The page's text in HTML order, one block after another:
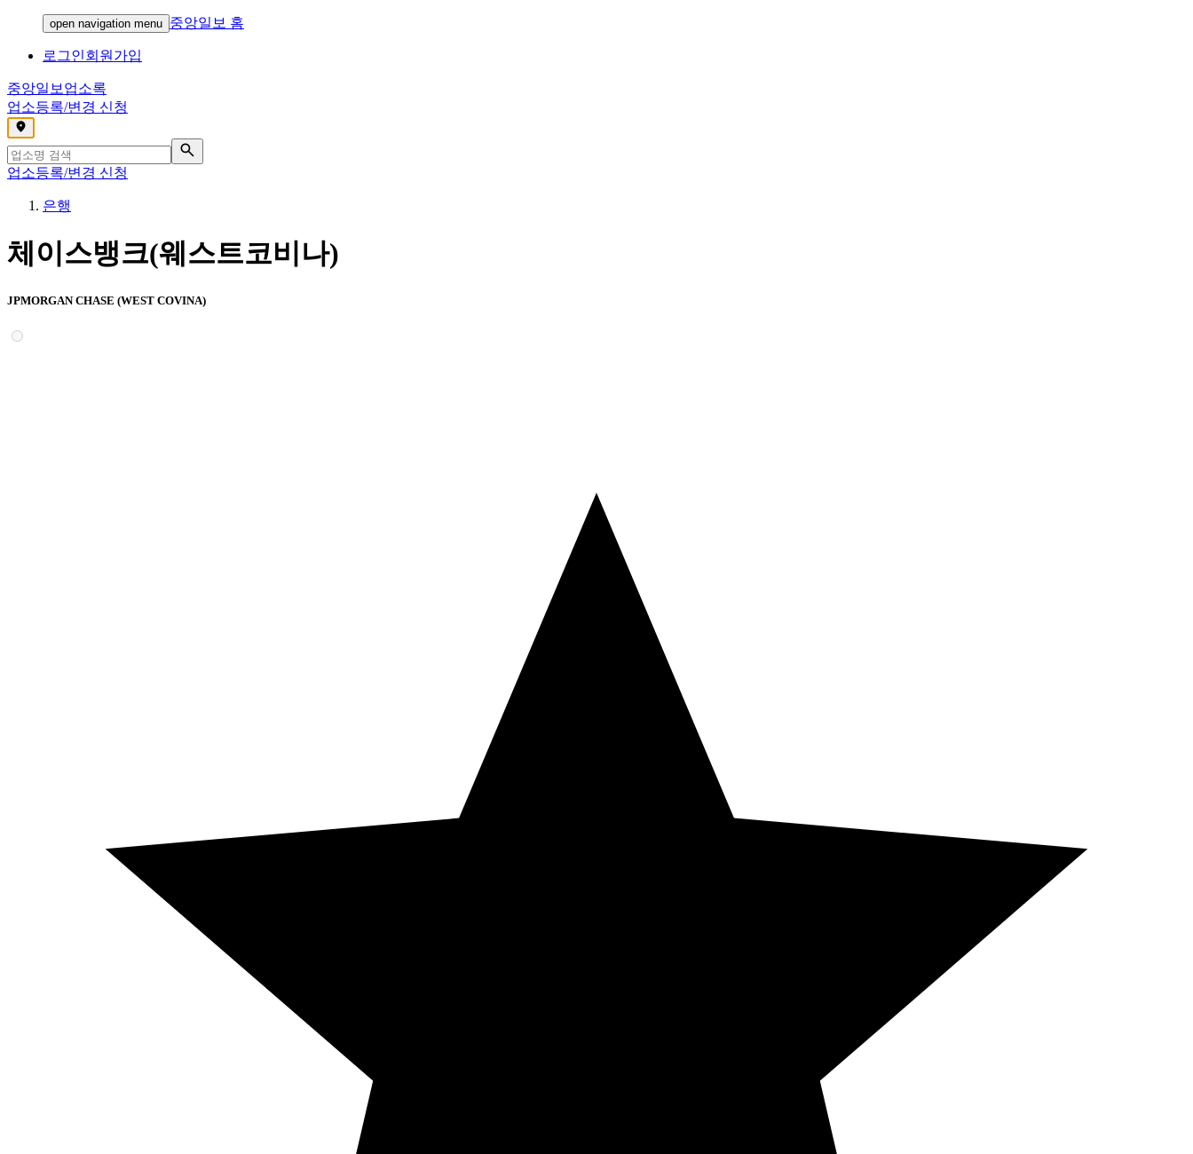
open navigation menu 중앙일보 홈
로그인회원가입
중앙일보 업소록
업소등록/변경 신청
,
업소등록/변경 신청
은행
체이스뱅크(웨스트코비나)
JPMORGAN CHASE (WEST COVINA)